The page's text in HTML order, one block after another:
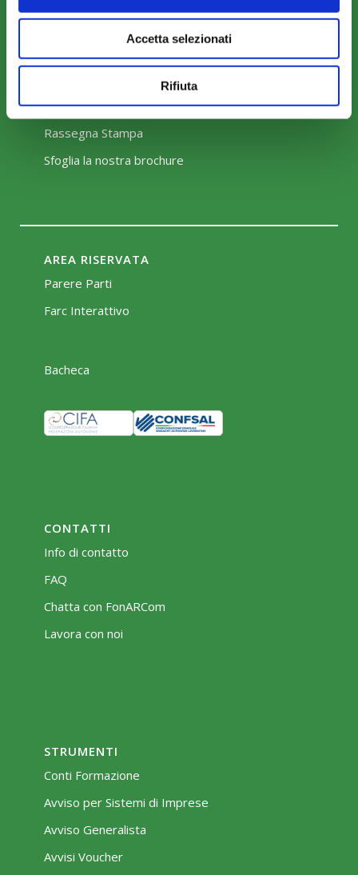
Accetta selezionati
Rifiuta
COMUNICAZIONI
Eventi
Rassegna Stampa
Sfoglia la nostra brochure
AREA RISERVATA
Parere Parti
Farc Interattivo
Bacheca
CONTATTI
Info di contatto
FAQ
Chatta con FonARCom
Lavora con noi
STRUMENTI
Conti Formazione
Avviso per Sistemi di Imprese
Avviso Generalista
Avvisi Voucher